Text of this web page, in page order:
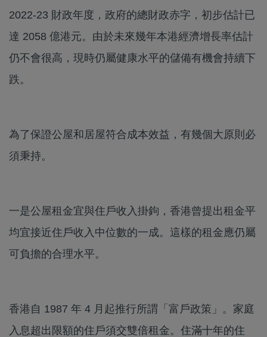
2022-23 財政年度，政府的總財政赤字，初步估計已
達 2058 億港元。由於未來幾年本港經濟增長率估計
仍不會很高，現時仍屬健康水平的儲備有機會持續下
跌。
為了保證公屋和居屋符合成本效益，有幾個大原則必
須秉持。
一是公屋租金宜與住戶收入掛鉤，香港曾提出租金平
均宜接近住戶收入中位數的一成。這樣的租金應仍屬
可負擔的合理水平。
香港自 1987 年 4 月起推行所謂「富戶政策」。家庭
入息超出限額的住戶須交雙倍租金。住滿十年的住